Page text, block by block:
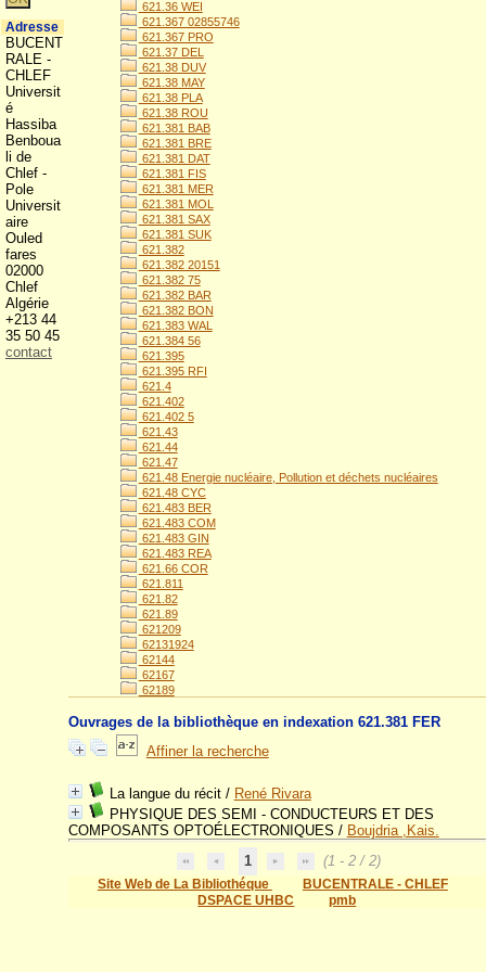
621.36 WEI
621.367 02855746
621.367 PRO
621.37 DEL
621.38 DUV
621.38 MAY
621.38 PLA
621.38 ROU
621.381 BAB
621.381 BRE
621.381 DAT
621.381 FIS
621.381 MER
621.381 MOL
621.381 SAX
621.381 SUK
621.382
621.382 20151
621.382 75
621.382 BAR
621.382 BON
621.383 WAL
621.384 56
621.395
621.395 RFI
621.4
621.402
621.402 5
621.43
621.44
621.47
621.48 Energie nucléaire, Pollution et déchets nucléaires
621.48 CYC
621.483 BER
621.483 COM
621.483 GIN
621.483 REA
621.66 COR
621.811
621.82
621.89
621209
62131924
62144
62167
62189
Ouvrages de la bibliothèque en indexation 621.381 FER
Affiner la recherche
La langue du récit/ René Rivara
PHYSIQUE DES SEMI - CONDUCTEURS ET DES
COMPOSANTS OPTOÉLECTRONIQUES / Boujdria ,Kais.
1
(1 - 2 / 2)
Site Web de La Bibliothéque
BUCENTRALE - CHLEF
DSPACE UHBC
pmb
Adresse
BUCENT
RALE -
CHLEF
Universit
é
Hassiba
Benboua
li de
Chlef -
Pole
Universit
aire
Ouled
fares
02000
Chlef
Algérie
+213 44
35 50 45
contact